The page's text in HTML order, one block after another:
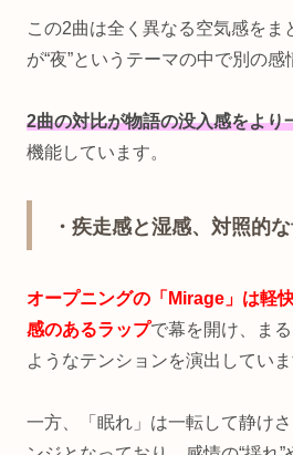
この2曲は全く異なる空気感をま
が“夜”というテーマの中で別の感
2曲の対比が物語の没入感をより
機能しています。
・疾走感と湿感、対照的
オープニングの「Mirage」は軽
感のあるラップで幕を開け、ま
ようなテンションを演出していま
一方、「眠れ」は一転して静け